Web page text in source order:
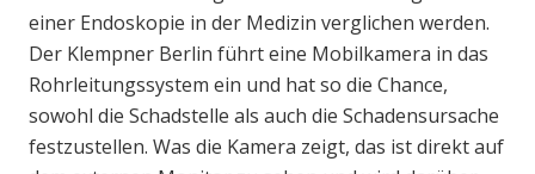
einer Endoskopie in der Medizin verglichen werden.
Der Klempner Berlin führt eine Mobilkamera in das
Rohrleitungssystem ein und hat so die Chance,
sowohl die Schadstelle als auch die Schadensursache
festzustellen. Was die Kamera zeigt, das ist direkt auf